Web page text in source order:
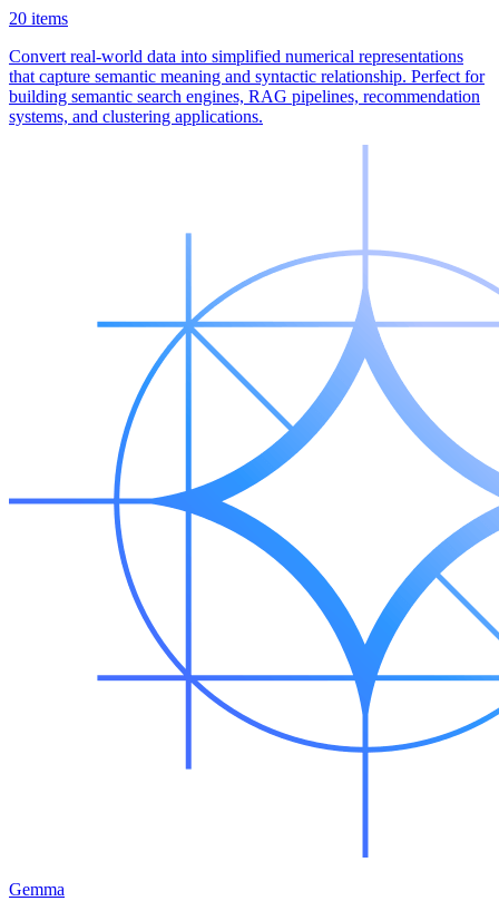
20 items
Convert real-world data into simplified numerical representations
that capture semantic meaning and syntactic relationship. Perfect for
building semantic search engines, RAG pipelines, recommendation
systems, and clustering applications.
Gemma